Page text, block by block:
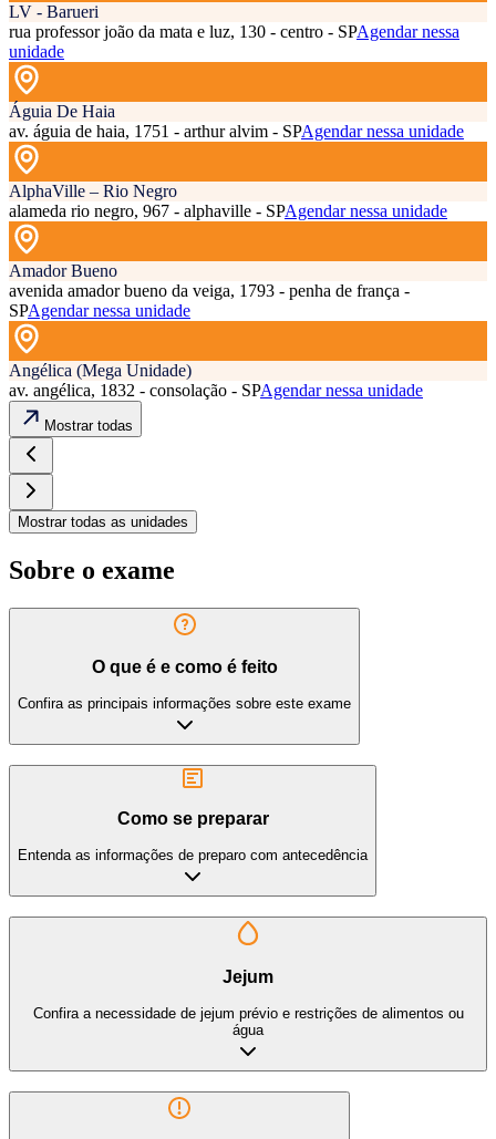
LV - Barueri
rua professor joão da mata e luz, 130 - centro - SPAgendar nessa
unidade
Águia De Haia
av. águia de haia, 1751 - arthur alvim - SPAgendar nessa unidade
AlphaVille – Rio Negro
alameda rio negro, 967 - alphaville - SPAgendar nessa unidade
Amador Bueno
avenida amador bueno da veiga, 1793 - penha de frança -
SPAgendar nessa unidade
Angélica (Mega Unidade)
av. angélica, 1832 - consolação - SPAgendar nessa unidade
Mostrar todas
Mostrar todas as unidades
Sobre o exame
O que é e como é feito
Confira as principais informações sobre este exame
Como se preparar
Entenda as informações de preparo com antecedência
Jejum
Confira a necessidade de jejum prévio e restrições de alimentos ou
água